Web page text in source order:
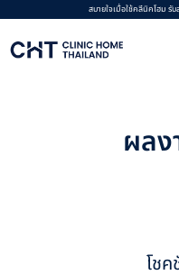
content
สบายใจเมื่อใช้คลีนิคโฮม รั
ผลง
โช